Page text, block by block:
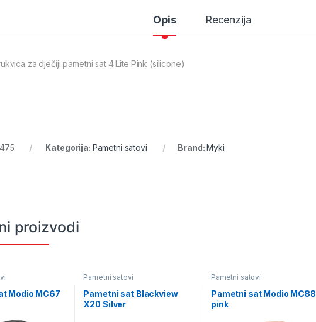
Opis Recenzija
za dječiji pametni sat 4 Lite Pink (silicone)
Kategorija: Pametni satovi Brand:Myki
proizvodi
Modio MC67
Pametni satovi
Pametni sat Blackview
X20 Silver
Pametni satovi
Pametni sat Modio MC88
pink